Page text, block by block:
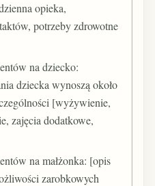
opieka,
potrzeby zdrowotne
na dziecko:
dziecka wynoszą około
[wyżywienie,
zajęcia dodatkowe,
na małżonka: [opis
zarobkowych